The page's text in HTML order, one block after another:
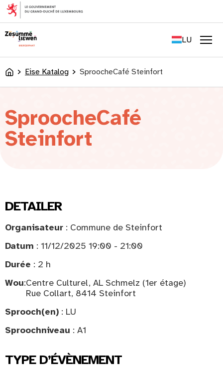
content
LU
DE
AccueilEise Katalog SproocheCafé Steinfort
SproocheCafé
Steinfort
DETAILER
Organisateur : Commune de Steinfort
Datum : 11/12/2025 19:00 - 21:00
Durée : 2 h
Wou:Centre Culturel, AL Schmelz (1er étage)
Rue Collart, 8414 Steinfort
Sprooch(en) : LU
Sproochniveau : A1
TYPE D’ÉVÈNEMENT